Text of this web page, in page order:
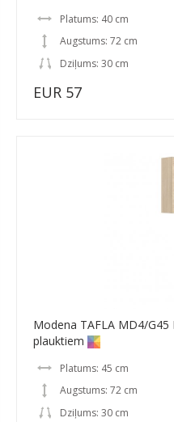
Platums: 40 cm
Augstums: 72 cm
Dziļums: 30 cm
EUR 57
Modena TAFLA MD4/
plauktiem
Platums: 45 cm
Augstums: 72 cm
Dziļums: 30 cm